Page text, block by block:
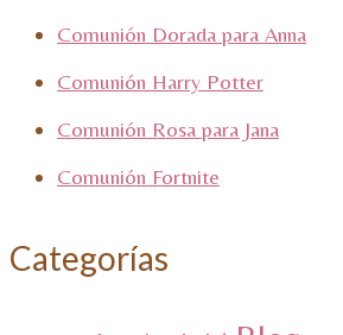
Comunión Dorada para Anna
Comunión Harry Potter
Comunión Rosa para Jana
Comunión Fortnite
Categorías